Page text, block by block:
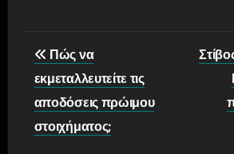
Post
navigation
Πώς να
εκμεταλλευτείτε τις
αποδόσεις πρώιμου
στοιχήματος;